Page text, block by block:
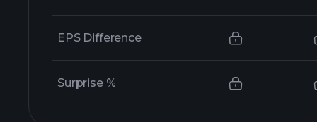
EPS Difference
Surprise %